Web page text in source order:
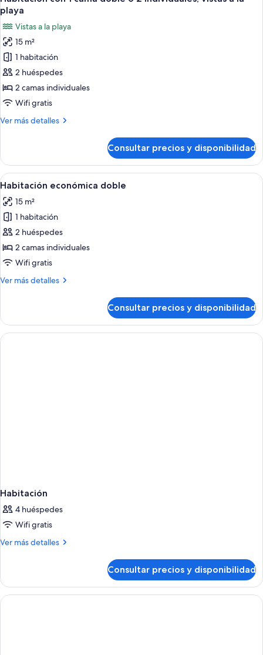
todas
las
fotos
de
Habitación
con
1
cama
o
vistas
a
la
playa
playa
Vistas a la playa
15 m²
1 habitación
2 huéspedes
2 camas individuales
Wifi gratis
Ver más detalles
Más
con
cama
o
2
individuales,
vistas
a
la
playa
Consultar precios y disponibilidad
Abrir
todas
las
fotos
de
Habitación
económica
Una habitación de hotel con una
3
Habitación económica doble
15 m²
1 habitación
2 huéspedes
2 camas individuales
Wifi gratis
Ver más detalles
Más
económica
doble
Consultar precios y disponibilidad
Habitación
4 huéspedes
Wifi gratis
Ver más detalles
Más
Consultar precios y disponibilidad